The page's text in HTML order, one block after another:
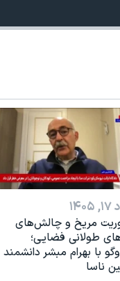
مریخ و چالش‌های
طولانی فضایی؛
با بهرام مبشر دانشمند
ناسا